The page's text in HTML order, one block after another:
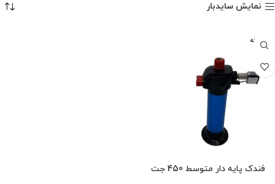
نمایش سایدبار
فروخته
شده
فندک پایه دار متوسط 450 جت